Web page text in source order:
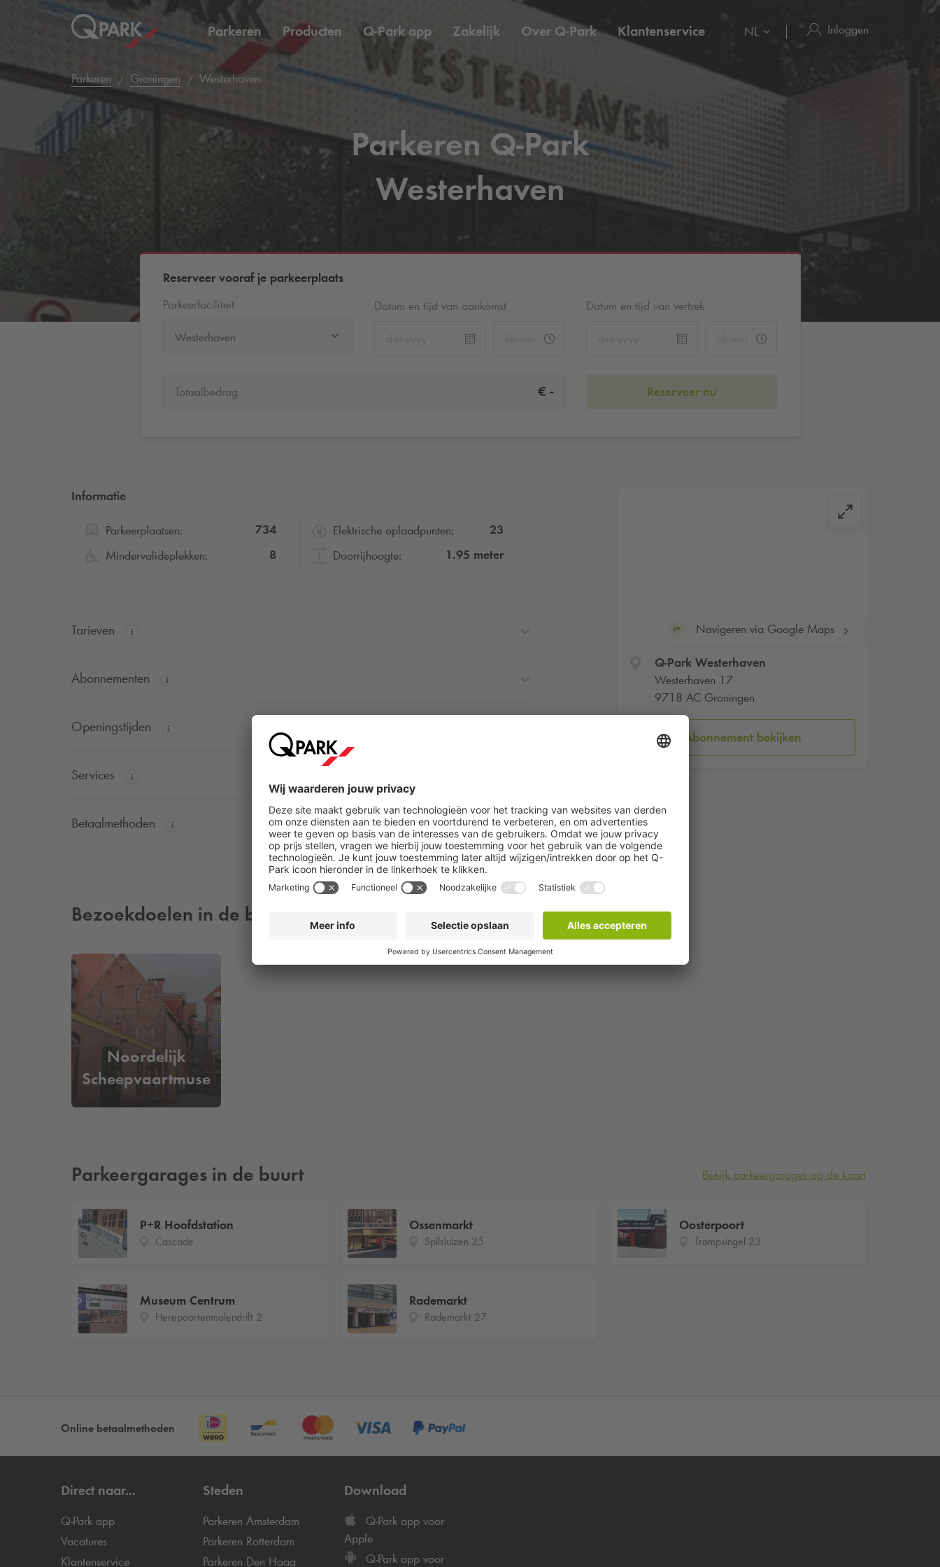
Parkeren Producten Q-Park app Zakelijk Over Q-Park Klantenservice NL Inloggen
Parkeren Groningen Westerhaven
Parkeren Q-Park
Westerhaven
Reserveer vooraf je parkeerplaats
Parkeerfaciliteit
Westerhaven
Datum en tijd van aankomst Datum en tijd van vertrek
Totaalbedrag € - Reserveer nu
Navigeren via Google Maps
Q-ParkWesterhaven
Westerhaven 17
9718 AC Groningen
Abonnement bekijken
Informatie
Parkeerplaatsen:
734
Mindervalideplekken:
8
Elektrische oplaadpunten:
23
Doorrijhoogte:
1.95 meter
Tarieven
Abonnementen
Openingstijden
Services
Betaalmethoden
Bezoekdoelen in de buurt
Noordelijk
Scheepvaartmuseum
Parkeergarages in de buurt Bekijk parkeergarages op de kaart
P+R Hoofdstation
Cascade
Museum Centrum
Herepoortenmolendrift 2
Ossenmarkt
Spilsluizen 25
Rademarkt
Rademarkt 27
Oosterpoort
Trompsingel 23
Online betaalmethoden
Direct naar...
Q-Park app
Vacatures
Klantenservice
Steden
Parkeren Amsterdam
Parkeren Rotterdam
Parkeren Den Haag
Download
Q-Park app voor
Apple
Q-Park app voor